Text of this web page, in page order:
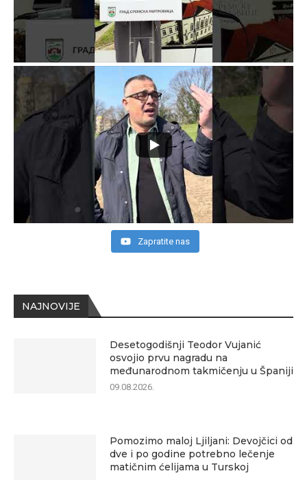
NAJNOVIJE
Desetogodišnji Teodor Vujanić
osvojio prvu nagradu na
međunarodnom takmičenju u Španiji
09.08.2026.
Pomozimo maloj Ljiljani: Devojčici od
dve i po godine potrebno lečenje
matičnim ćelijama u Turskoj
Zapratite nas